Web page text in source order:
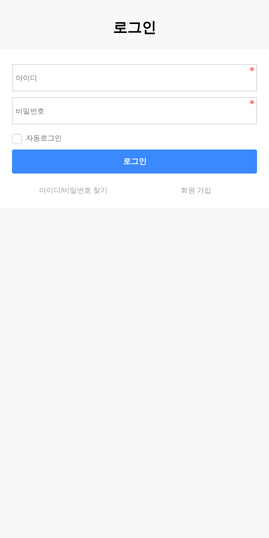
로그인
자동로그인
로그인
아이디/비밀번호 찾기 회원 가입